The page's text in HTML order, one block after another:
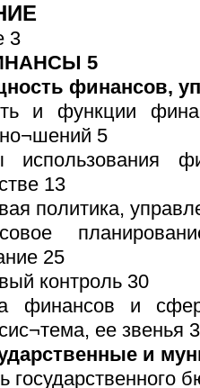
3
5
финансов,
и функции
5
использования
13
политика,
25
контроль 30
финансов и
ее звенья
и
государственного